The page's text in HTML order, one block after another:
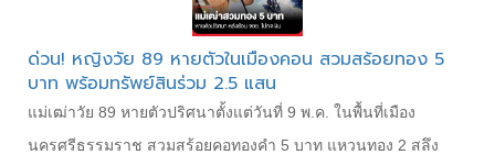
ด่วน! หญิงวัย 89 หายตัวในเมืองคอน สวมสร้อยทอง 5
บาท พร้อมทรัพย์สินร่วม 2.5 แสน
แม่เฒ่าวัย 89 หายตัวปริศนาตั้งแต่วันที่ 9 พ.ค. ในพื้นที่เมือง
นครศรีธรรมราช สวมสร้อยคอทองคำ 5 บาท แหวนทอง 2 สลึง